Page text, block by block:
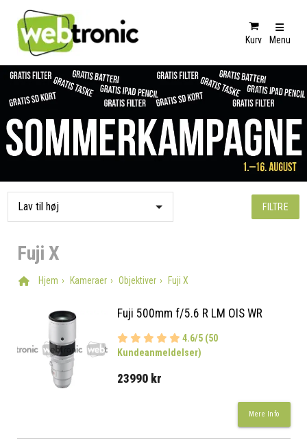
Kurv Menu
FILTRE
Fuji X
Hjem Kameraer Objektiver Fuji X
Fuji 500mm f/5.6 R LM OIS WR
4.6/5 (50
Kundeanmeldelser)
23990 kr
Mere Info